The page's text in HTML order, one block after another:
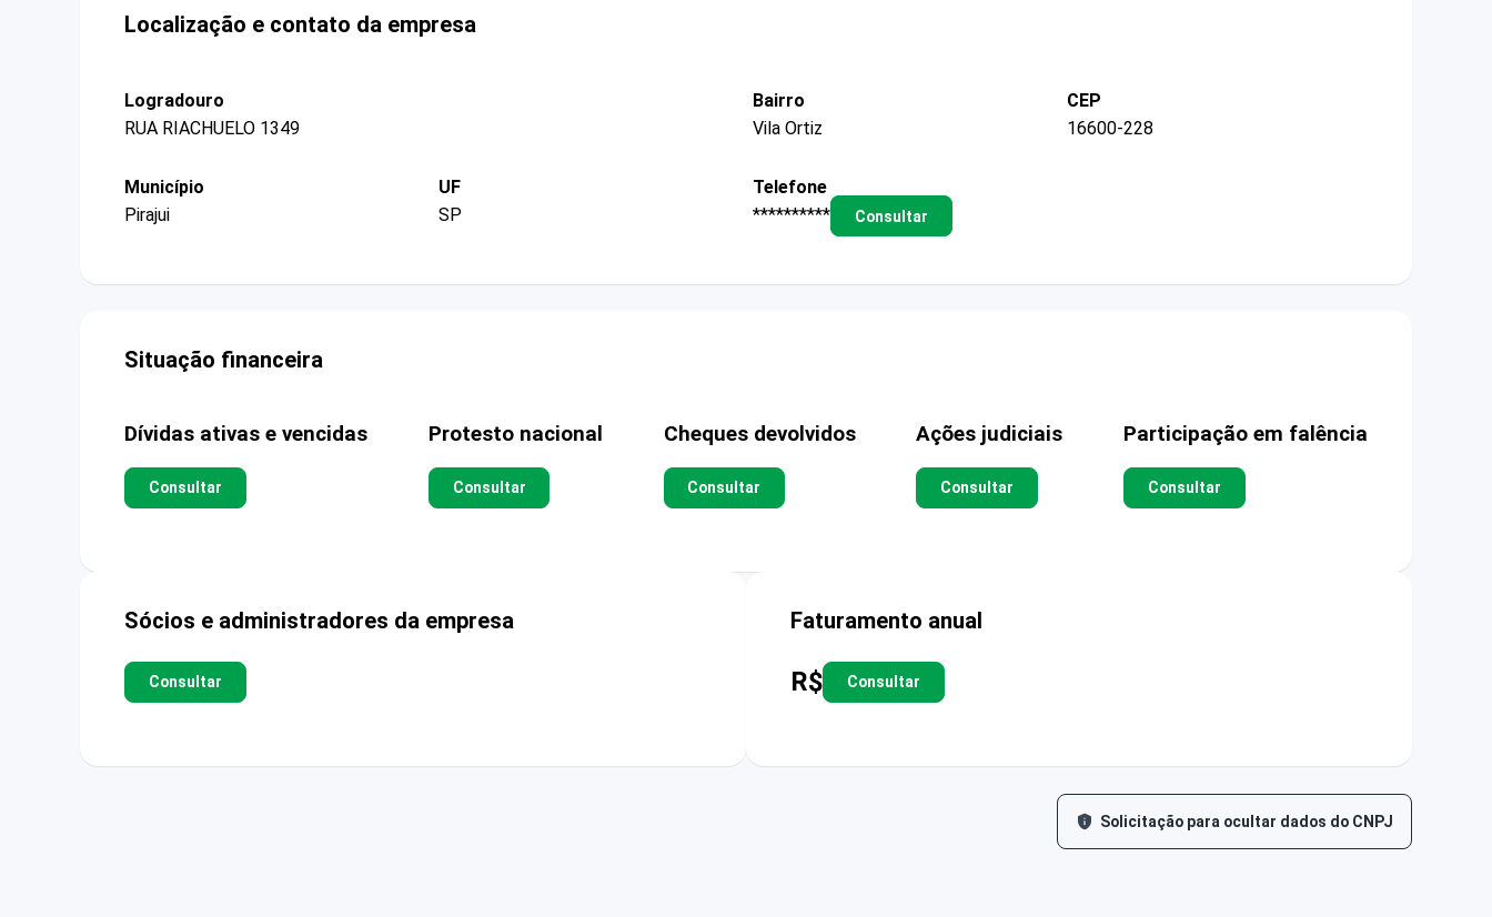
Localização e contato da empresa
Logradouro
RUA RIACHUELO 1349
Bairro
Vila Ortiz
CEP
16600-228
Município
Pirajui
UF
SP
Telefone
**********
Consultar
Situação financeira
Dívidas ativas e vencidas
Consultar
Protesto nacional
Consultar
Cheques devolvidos
Consultar
Ações judiciais
Consultar
Participação em falência
Consultar
Sócios e administradores da empresa
Consultar
Faturamento anual
R$ Consultar
Solicitação para ocultar dados do CNPJ